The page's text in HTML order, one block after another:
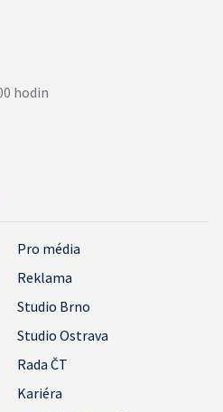
Pro média
Reklama
Studio Brno
Studio Ostrava
Rada ČT
Kariéra